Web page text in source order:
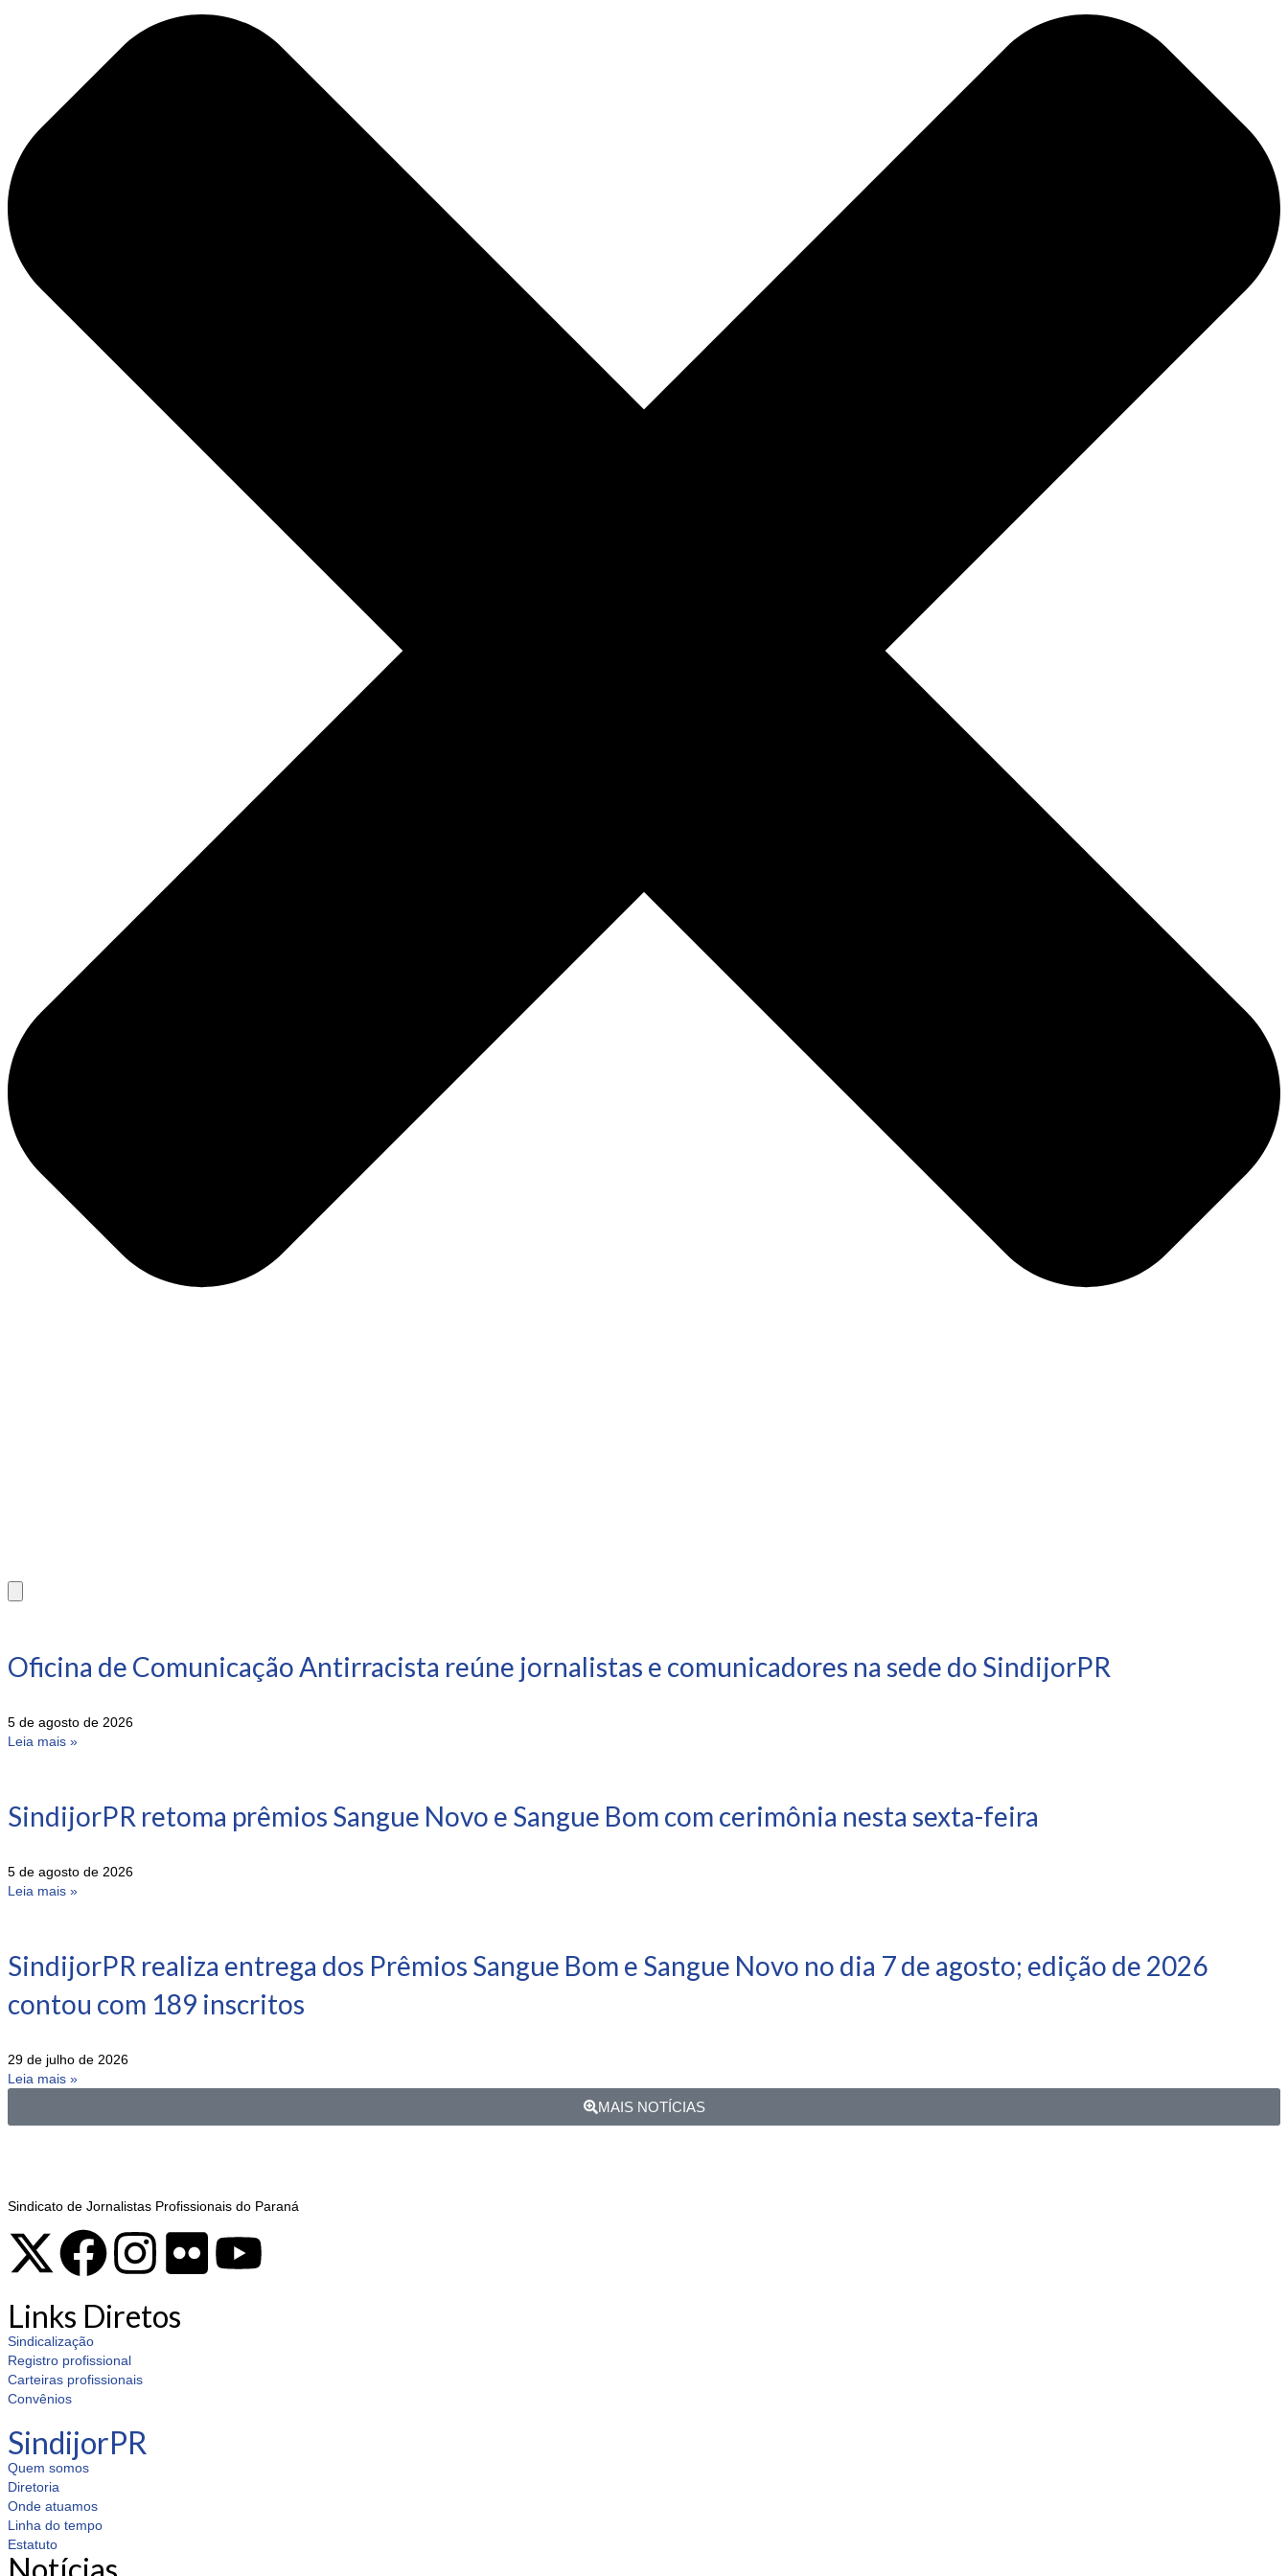
Oficina de Comunicação Antirracista reúne jornalistas e comunicadores na sede do SindijorPR
5 de agosto de 2026
Leia mais »
SindijorPR retoma prêmios Sangue Novo e Sangue Bom com cerimônia nesta sexta-feira
5 de agosto de 2026
Leia mais »
SindijorPR realiza entrega dos Prêmios Sangue Bom e Sangue Novo no dia 7 de agosto; edição de 2026
contou com 189 inscritos
29 de julho de 2026
Leia mais »
MAIS NOTÍCIAS
Sindicato de Jornalistas Profissionais do Paraná
Links Diretos
Sindicalização
Registro profissional
Carteiras profissionais
Convênios
SindijorPR
Quem somos
Diretoria
Onde atuamos
Linha do tempo
Estatuto
Notícias